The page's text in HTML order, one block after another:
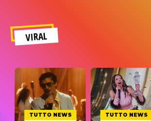
VIRAL
TUTTO NEWS TUTTO NEWS